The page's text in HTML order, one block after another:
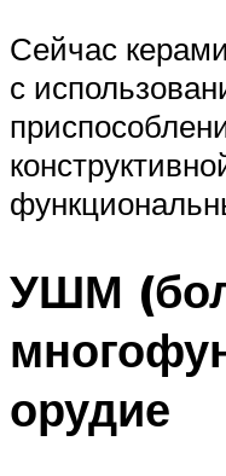
Сейчас
с
УШМ
орудие